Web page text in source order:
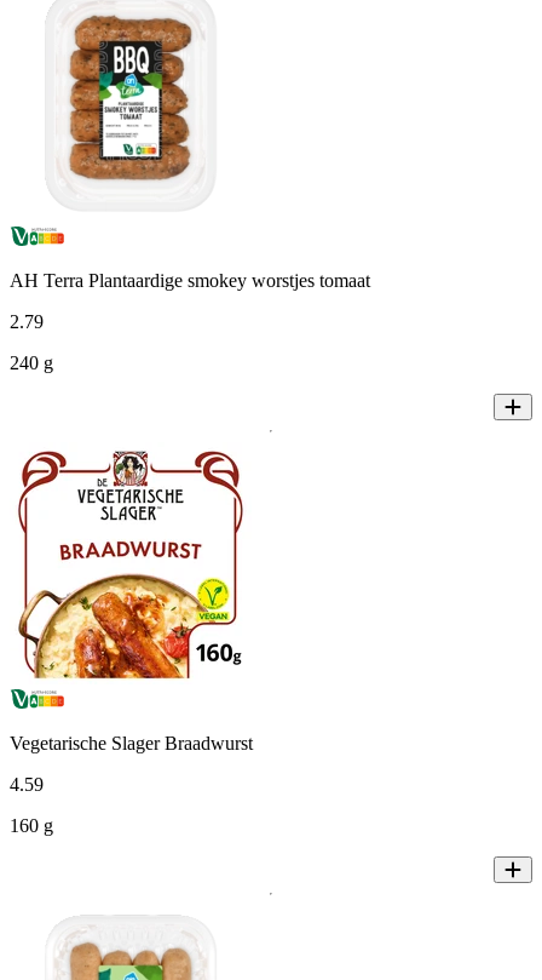
AH Terra Plantaardige smokey worstjes tomaat
2.79
240 g
Vegetarische Slager Braadwurst
4.59
160 g